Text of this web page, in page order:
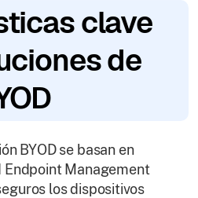
clave
de
BYOD se basan en
Management
los dispositivos